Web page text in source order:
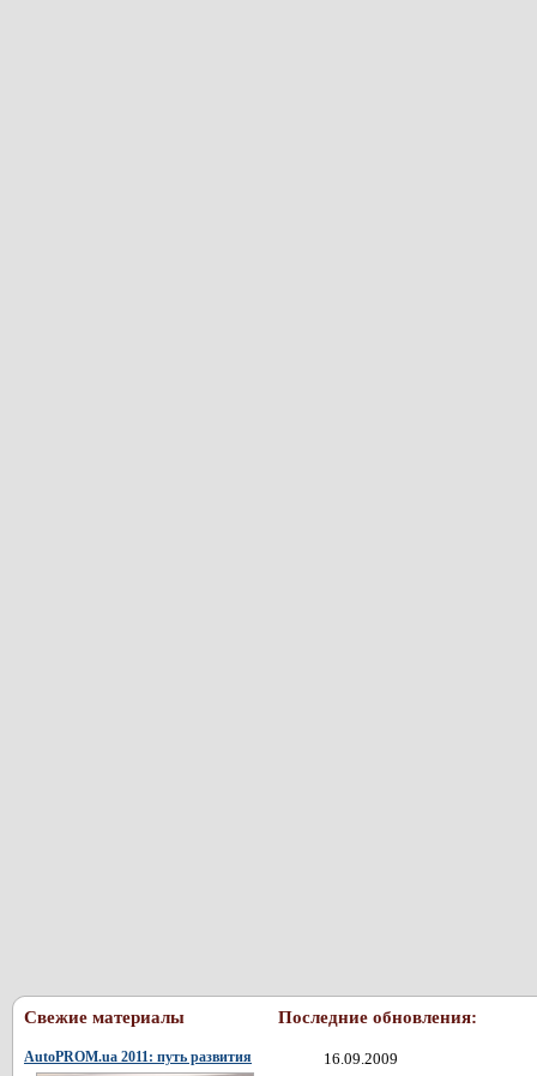
Свежие материалы
AutoPROM.ua 2011: путь развития
Последние обновления:
16.09.2009